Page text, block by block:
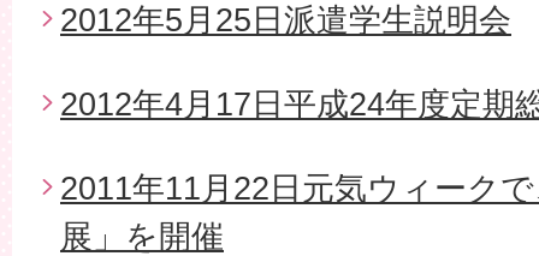
2012年5月25日派遣学生説明会
2012年4月17日平成24年度定期
2011年11月22日元気ウィーク
展」を開催